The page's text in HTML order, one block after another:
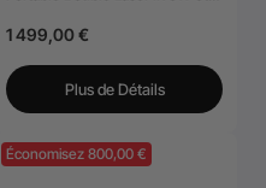
1 499,00 €
Plus de Détails
Économisez 800,00 €